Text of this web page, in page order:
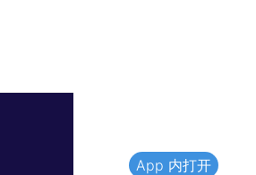
App 内打开